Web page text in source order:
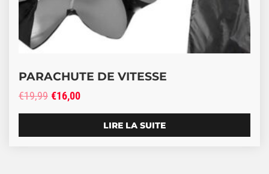
PARACHUTE DE VITESSE
€19,99 Le prix initial était : €19,99.
€16,00Le prix actuel est : €16,00.
LIRE LA SUITE